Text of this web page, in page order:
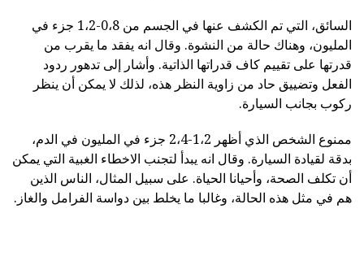
السائق، التي تم الكشف عنها في الجسم من 0،8-1،2 جزء في
المليون، وهناك حالة من النشوة. وقال انه يفقد ما يقرب من
قدرتها على تقييم كاف قدراتها الذاتية. وأشار إلى تدهور ردود
الفعل وتضييق حاد من زاوية النظر هذه، لذلك لا يمكن أن ينظر
ركوب بجانب السيارة.
ممنوع الشخص الذي أظهر 1،2-2،4 جزء في المليون في الدم،
بدقة لقيادة السيارة. وقال انه يبدأ لتجنب الاخطاء الغبية التي يمكن
أن تكلف الصحة، وأحيانا الحياة. على سبيل المثال، الناس الذين
هم في مثل هذه الحالة، وغالبا ما يخلط بين دواسة الفرامل والغاز.